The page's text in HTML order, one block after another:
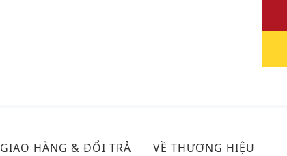
GIAO HÀNG & ĐỔI TRẢ VỀ THƯƠNG HIỆU